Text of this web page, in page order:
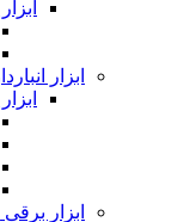
ابزار
ابزار